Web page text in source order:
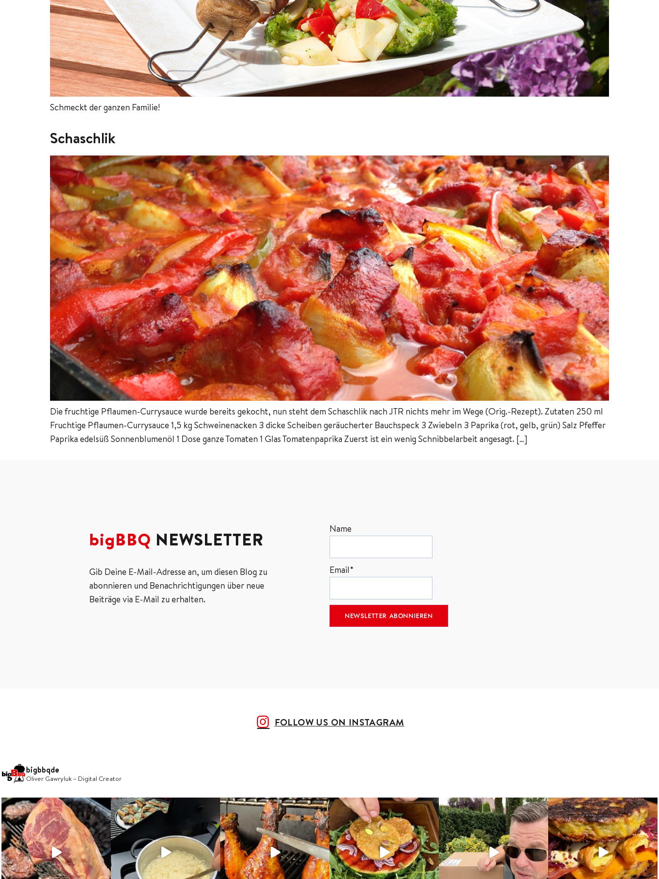
Schmeckt der ganzen Familie!
Schaschlik
Die fruchtige Pflaumen-Currysauce wurde bereits gekocht, nun steht dem Schaschlik nach JTR nichts mehr im Wege (Orig.-Rezept). Zutaten 250 ml
Fruchtige Pflaumen-Currysauce 1,5 kg Schweinenacken 3 dicke Scheiben geräucherter Bauchspeck 3 Zwiebeln 3 Paprika (rot, gelb, grün) Salz Pfeffer
Paprika edelsüß Sonnenblumenöl 1 Dose ganze Tomaten 1 Glas Tomatenpaprika Zuerst ist ein wenig Schnibbelarbeit angesagt. […]
bigBBQ NEWSLETTER
Gib Deine E-Mail-Adresse an, um diesen Blog zu
abonnieren und Benachrichtigungen über neue
Beiträge via E-Mail zu erhalten.
Name
Email*
FOLLOW US ON INSTAGRAM
bigbbqde
Oliver Gawryluk – Digital Creator